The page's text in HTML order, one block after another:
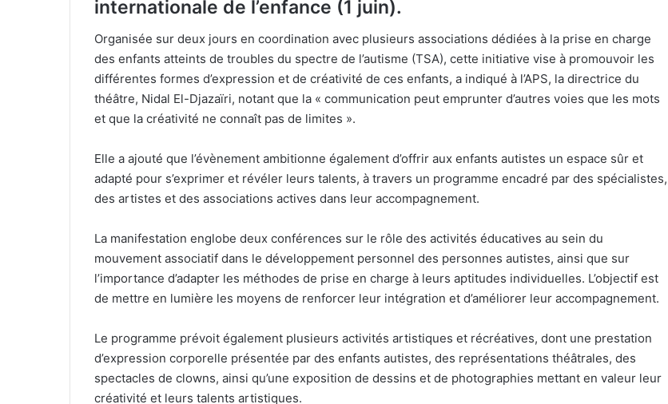
internationale de l’enfance (1 juin).
Organisée sur deux jours en coordination avec plusieurs associations dédiées à la prise en charge
des enfants atteints de troubles du spectre de l’autisme (TSA), cette initiative vise à promouvoir les
différentes formes d’expression et de créativité de ces enfants, a indiqué à l’APS, la directrice du
théâtre, Nidal El-Djazaïri, notant que la « communication peut emprunter d’autres voies que les mots
et que la créativité ne connaît pas de limites ».
Elle a ajouté que l’évènement ambitionne également d’offrir aux enfants autistes un espace sûr et
adapté pour s’exprimer et révéler leurs talents, à travers un programme encadré par des spécialistes,
des artistes et des associations actives dans leur accompagnement.
La manifestation englobe deux conférences sur le rôle des activités éducatives au sein du
mouvement associatif dans le développement personnel des personnes autistes, ainsi que sur
l’importance d’adapter les méthodes de prise en charge à leurs aptitudes individuelles. L’objectif est
de mettre en lumière les moyens de renforcer leur intégration et d’améliorer leur accompagnement.
Le programme prévoit également plusieurs activités artistiques et récréatives, dont une prestation
d’expression corporelle présentée par des enfants autistes, des représentations théâtrales, des
spectacles de clowns, ainsi qu’une exposition de dessins et de photographies mettant en valeur leur
créativité et leurs talents artistiques.
Raï : Oran accueille le festival
international, Sidi Bel Abbès retrouve
son rendez-vous national
Himoud Brahimi, dit « Momo » : le
gardien de l’âme de la Casbah